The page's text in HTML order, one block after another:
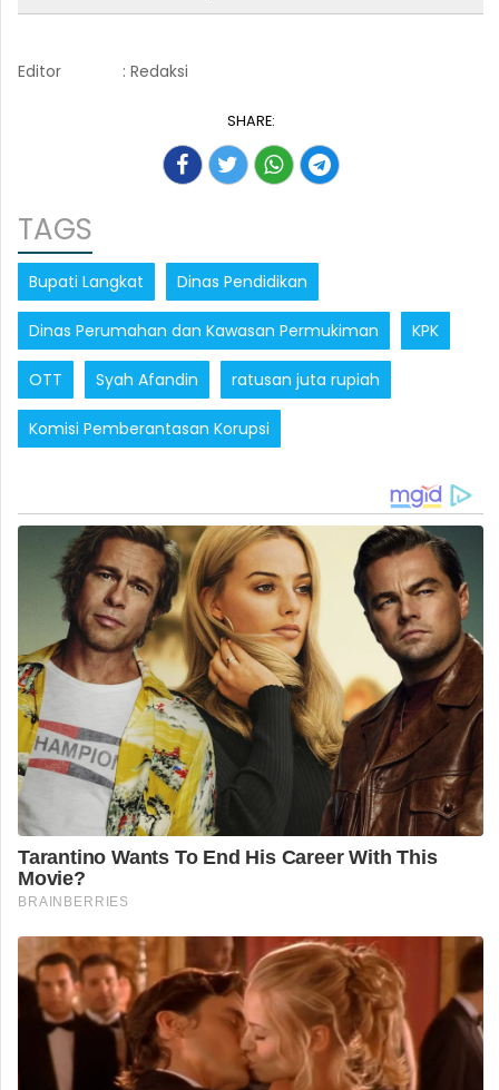
Editor : Redaksi
SHARE:
TAGS
Bupati Langkat Dinas Pendidikan
Dinas Perumahan dan Kawasan Permukiman KPK
OTT Syah Afandin ratusan juta rupiah
Komisi Pemberantasan Korupsi